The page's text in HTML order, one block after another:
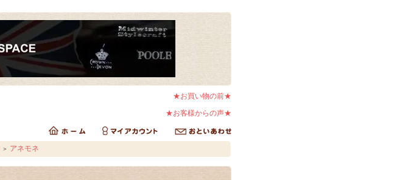
★お買い物の前★
★お客様からの声★
＞ アネモネ